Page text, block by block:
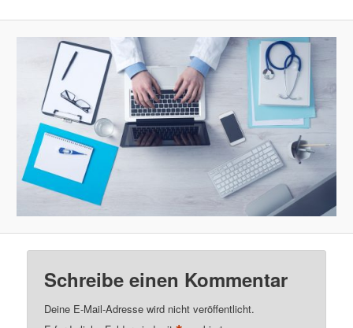
Schreibe einen Kommentar
Deine E-Mail-Adresse wird nicht veröffentlicht.